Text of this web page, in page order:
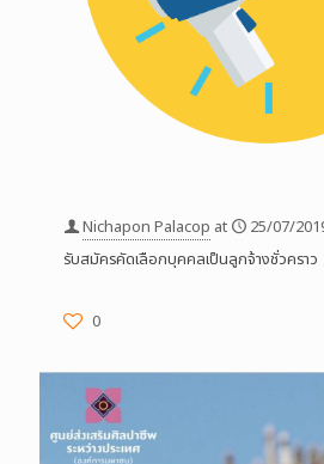
Nichapon Palacop at
25/07/
รับสมัครคัดเลือกบุคคลเป็นลูกจ้างชั่วคราว
0